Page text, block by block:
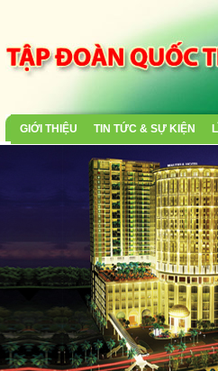
GIỚI THIỆU TIN TỨC & SỰ KIỆN